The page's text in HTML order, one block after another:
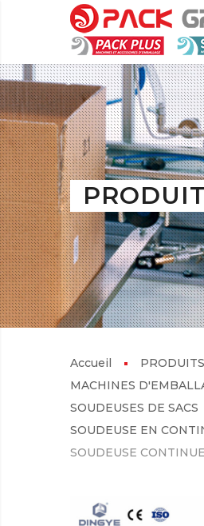
Accueil
PRODUITS
MACHINES
SOUDEUSES DE SACS
SOUDEUSE EN
SOUDEUSE